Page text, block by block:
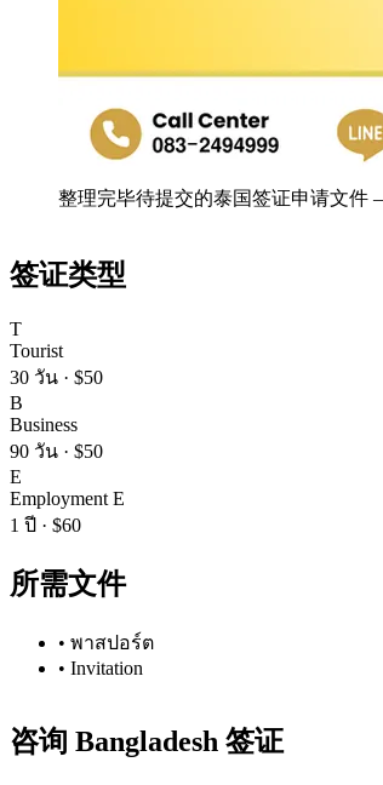
整理完毕待提交的泰国签证申请文件
签证类型
T
Tourist
30 วัน · $50
B
Business
90 วัน · $50
E
Employment E
1 ปี · $60
所需文件
• พาสปอร์ต
• Invitation
咨询 Bangladesh 签证